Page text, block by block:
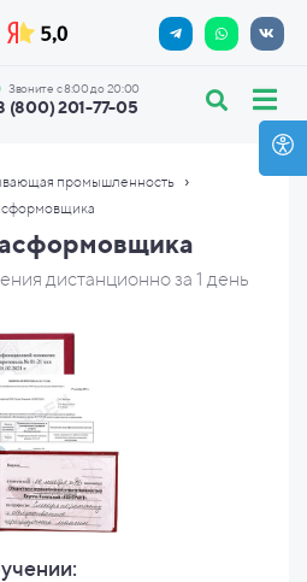
(800) 201-77-05
Звоните с 8:00 до 20:00
промышленность ›
дистанционно за 1 день